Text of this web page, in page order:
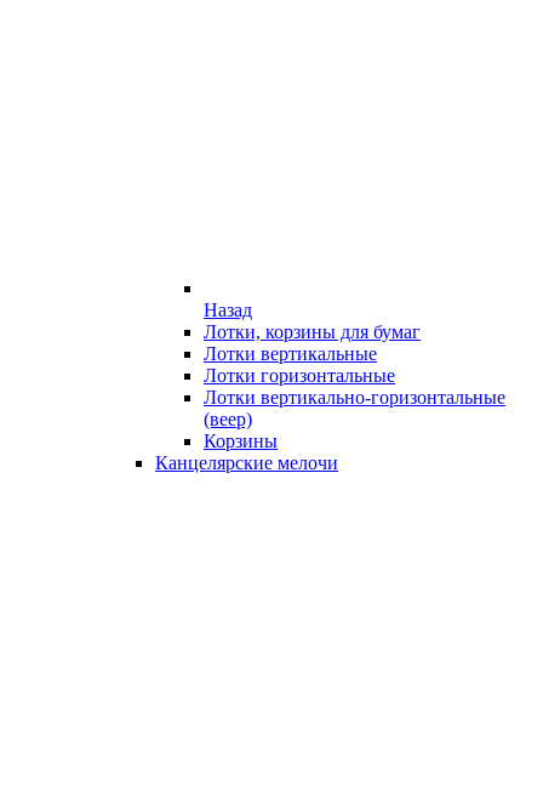
Назад
Лотки, корзины для бумаг
Лотки вертикальные
Лотки горизонтальные
Лотки вертикально-горизонтальные
(веер)
Корзины
Канцелярские мелочи